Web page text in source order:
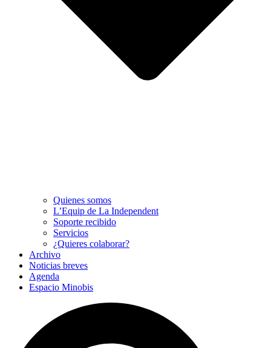
Quienes somos
L’Equip de La Independent
Soporte recibido
Servicios
¿Quieres colaborar?
Archivo
Noticias breves
Agenda
Espacio Minobis